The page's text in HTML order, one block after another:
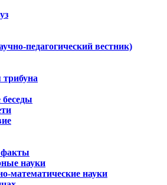
педагогический вестник)
трибуна
факты
науки
математические науки